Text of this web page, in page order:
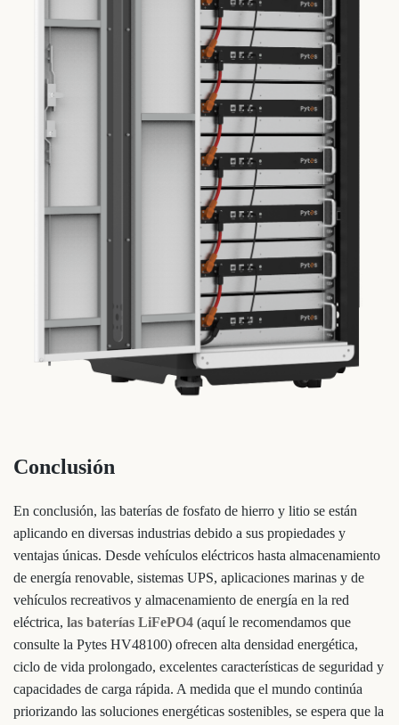
Conclusión
En conclusión, las baterías de fosfato de hierro y litio se están
aplicando en diversas industrias debido a sus propiedades y
ventajas únicas. Desde vehículos eléctricos hasta almacenamiento
de energía renovable, sistemas UPS, aplicaciones marinas y de
vehículos recreativos y almacenamiento de energía en la red
eléctrica, las baterías LiFePO4 (aquí le recomendamos que
consulte la Pytes HV48100) ofrecen alta densidad energética,
ciclo de vida prolongado, excelentes características de seguridad y
capacidades de carga rápida. A medida que el mundo continúa
priorizando las soluciones energéticas sostenibles, se espera que la